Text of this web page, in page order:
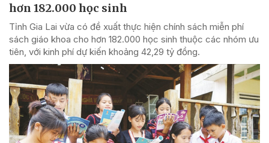
hơn 182.000 học sinh
Tỉnh Gia Lai vừa có đề xuất thực hiện chính sách miễn phí
sách giáo khoa cho hơn 182.000 học sinh thuộc các nhóm ưu
tiên, với kinh phí dự kiến khoảng 42,29 tỷ đồng.